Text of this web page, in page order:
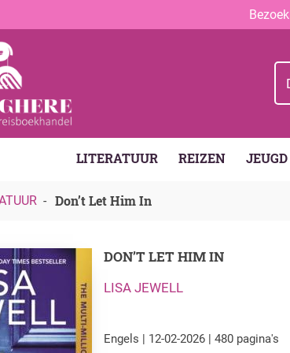
LITERATUUR REIZEN JEUGD
- Don’t Let Him In
DON’T LET HIM IN
LISA JEWELL
Engels | 12-02-2026 | 480 pagina's